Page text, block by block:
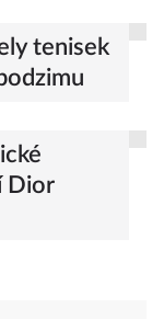
tenisek
Dior